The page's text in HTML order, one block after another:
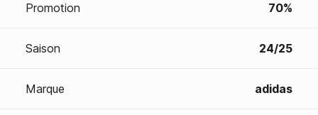
Promotion 70%
Saison 24/25
Marque adidas